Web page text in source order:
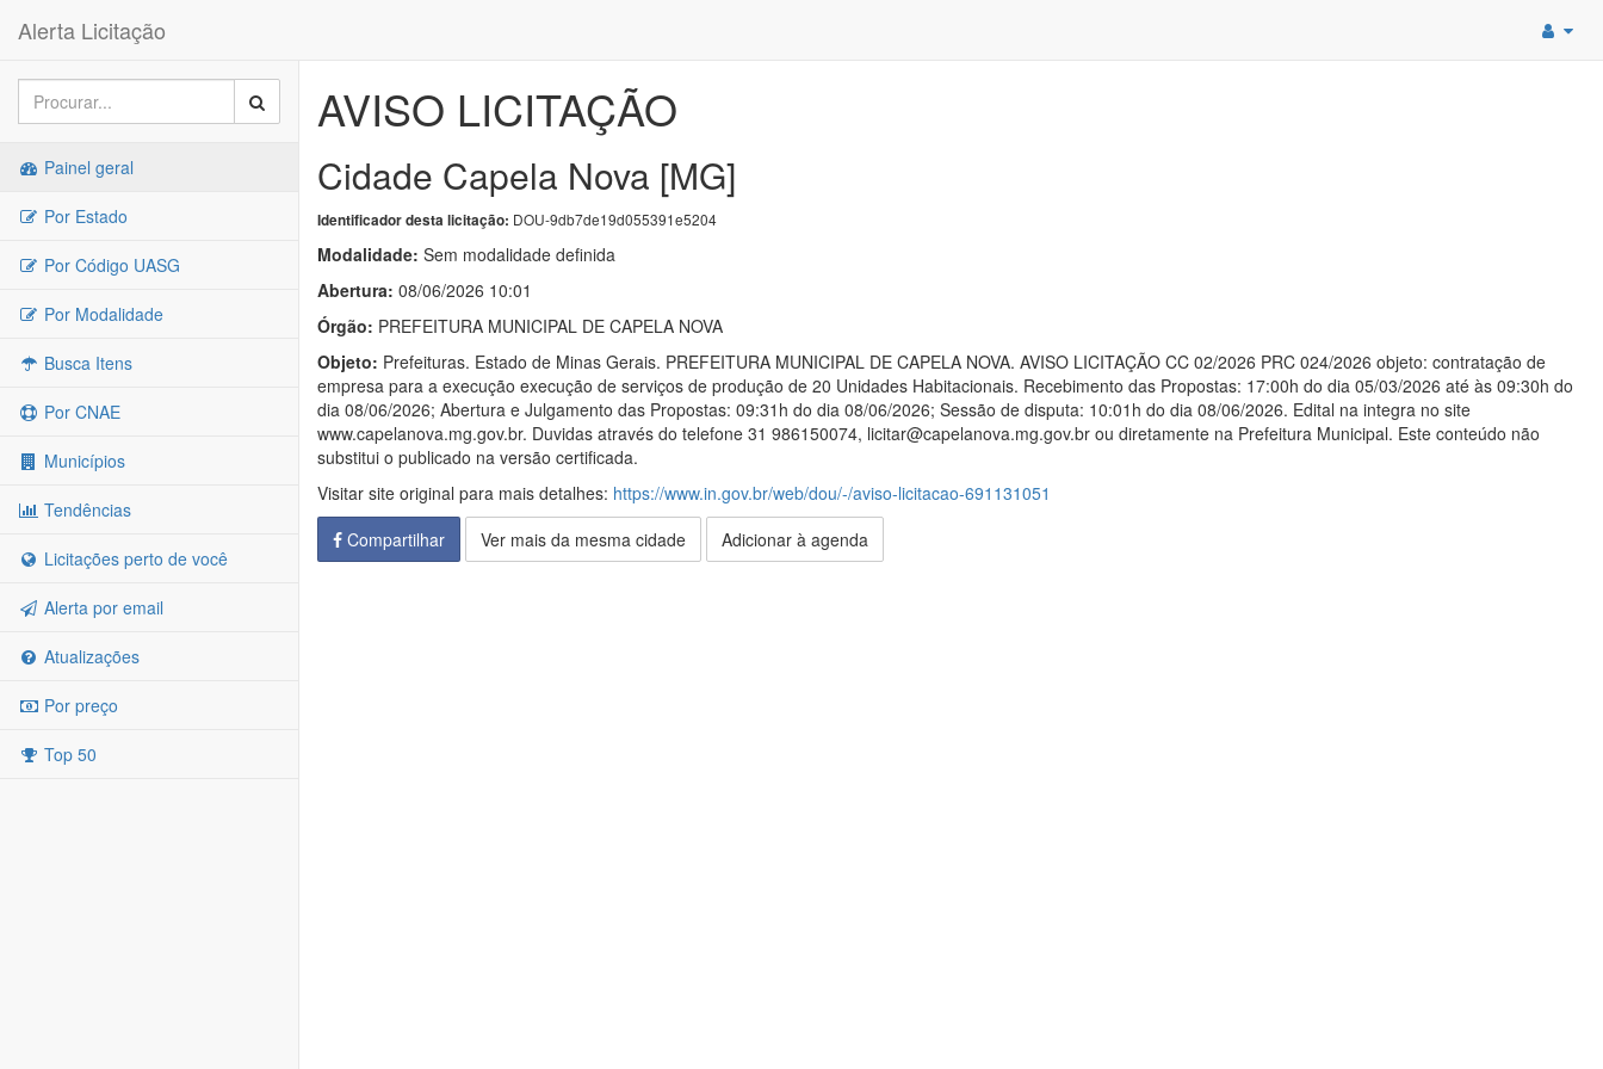
Alerta Licitação
Painel geral
Por Estado
Por Código UASG
Por Modalidade
Busca Itens
Por CNAE
Municípios
Tendências
Licitações perto de você
Alerta por email
Atualizações
Por preço
Top 50
AVISO LICITAÇÃO
Cidade Capela Nova [MG]
Identificador desta licitação: DOU-9db7de19d055391e5204
Modalidade: Sem modalidade definida
Abertura: 08/06/2026 10:01
Órgão: PREFEITURA MUNICIPAL DE CAPELA NOVA
Objeto: Prefeituras. Estado de Minas Gerais. PREFEITURA MUNICIPAL DE CAPELA NOVA. AVISO LICITAÇÃO CC 02/2026 PRC 024/2026 objeto: contratação de
empresa para a execução execução de serviços de produção de 20 Unidades Habitacionais. Recebimento das Propostas: 17:00h do dia 05/03/2026 até às 09:30h do
dia 08/06/2026; Abertura e Julgamento das Propostas: 09:31h do dia 08/06/2026; Sessão de disputa: 10:01h do dia 08/06/2026. Edital na integra no site
www.capelanova.mg.gov.br. Duvidas através do telefone 31 986150074, licitar@capelanova.mg.gov.br ou diretamente na Prefeitura Municipal. Este conteúdo não
substitui o publicado na versão certificada.
Visitar site original para mais detalhes: https://www.in.gov.br/web/dou/-/aviso-licitacao-691131051
Compartilhar
Ver mais da mesma cidade Adicionar à agenda